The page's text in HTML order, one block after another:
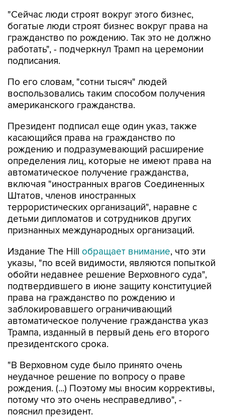
"Сейчас люди строят вокруг этого бизнес,
богатые люди строят бизнес вокруг права на
гражданство по рождению. Так это не должно
работать", - подчеркнул Трамп на церемонии
подписания.
По его словам, "сотни тысяч" людей
воспользовались таким способом получения
американского гражданства.
Президент подписал еще один указ, также
касающийся права на гражданство по
рождению и подразумевающий расширение
определения лиц, которые не имеют права на
автоматическое получение гражданства,
включая "иностранных врагов Соединенных
Штатов, членов иностранных
террористических организаций", наравне с
детьми дипломатов и сотрудников других
признанных международных организаций.
Издание The Hill обращает внимание, что эти
указы, "по всей видимости, являются попыткой
обойти недавнее решение Верховного суда",
подтвердившего в июне защиту конституцией
права на гражданство по рождению и
заблокировавшего ограничивающий
автоматическое получение гражданства указ
Трампа, изданный в первый день его второго
президентского срока.
"В Верховном суде было принято очень
неудачное решение по вопросу о праве
рождения. (...) Поэтому мы вносим коррективы,
потому что это очень несправедливо", -
пояснил президент.